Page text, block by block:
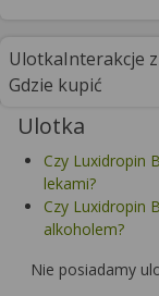
UlotkaInterakcje
Gdzie kupić
Ulotka
Czy Luxidropin
lekami?
Czy Luxidropin
alkoholem?
Nie posiadamy
Serwisu.